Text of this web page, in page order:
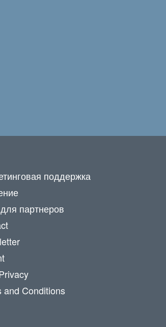
поддержка
партнеров
and Conditions